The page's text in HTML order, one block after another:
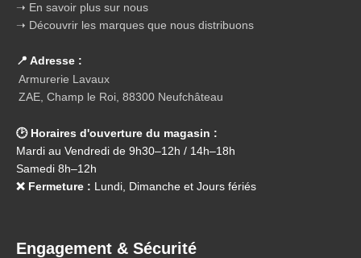
➝ En savoir plus sur nous
➝ Découvrir les marques que nous distribuons
📍 Adresse :
Armurerie Lavaux
ZAE, Champ le Roi, 88300 Neufchâteau
🕑 Horaires d'ouverture du magasin :
Mardi au Vendredi de 9h30–12h / 14h–18h
Samedi 8h–12h
❌ Fermeture : Lundi, Dimanche et Jours fériés
Engagement & Sécurité